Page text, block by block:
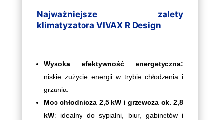
Najważniejsze zalety
klimatyzatora VIVAX R Design
Wysoka efektywność energetyczna:
niskie zużycie energii w trybie chłodzenia i
grzania.
Moc chłodnicza 2,5 kW i grzewcza ok. 2,8
kW: idealny do sypialni, biur, gabinetów i